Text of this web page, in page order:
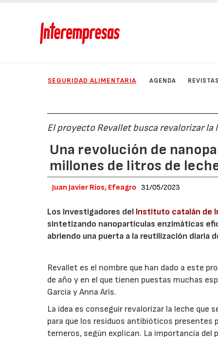
SEGURIDAD ALIMENTARIA AGENDA REVISTAS
El proyecto Revallet busca revalorizar la
Una revolución de
millones de litros de
Juan Javier Ríos, Efeagro 31/05/2023
Los investigadores del Instituto catalán de
sintetizando nanopartículas enzimáticas
abriendo una puerta a la reutilización diaria
Revallet es el nombre que han dado a este
de año y en el que tienen puestas muchas
García y Anna Aris.
La idea es conseguir revalorizar la leche
para que los residuos antibióticos presentes
terneros, según explican. La importancia del